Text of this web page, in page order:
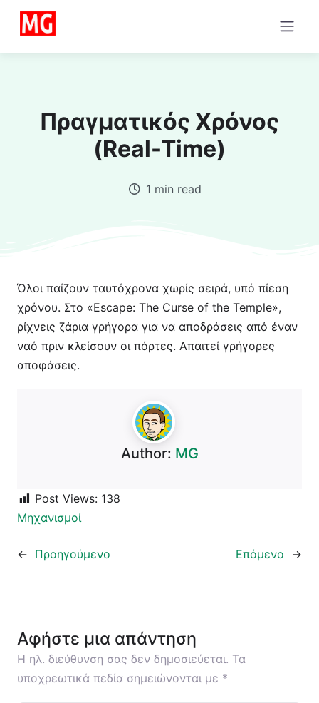
Πραγματικός Χρόνος
(Real-Time)
1 min read
Όλοι παίζουν ταυτόχρονα χωρίς σειρά, υπό πίεση
χρόνου. Στο «Escape: The Curse of the Temple»,
ρίχνεις ζάρια γρήγορα για να αποδράσεις από έναν
ναό πριν κλείσουν οι πόρτες. Απαιτεί γρήγορες
αποφάσεις.
Author: MG
Post Views: 138
Μηχανισμοί
← Προηγούμενο Επόμενο →
Αφήστε μια απάντηση
Η ηλ. διεύθυνση σας δεν δημοσιεύεται. Τα
υποχρεωτικά πεδία σημειώνονται με *